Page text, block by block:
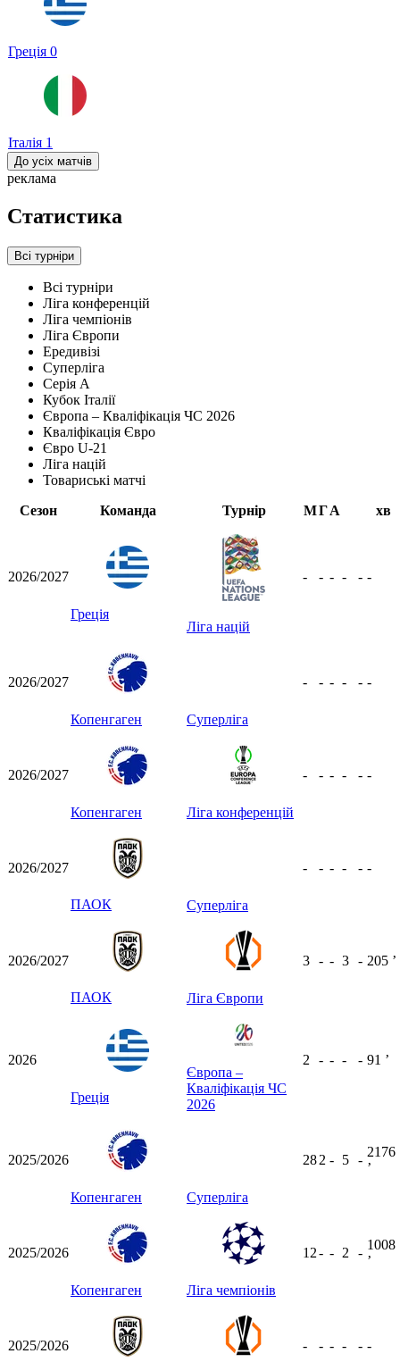
Греція 0
Італія 1
До усіх матчів
реклама
Статистика
Всі турніри
Всі турніри
Ліга конференцій
Ліга чемпіонів
Ліга Європи
Ередивізі
Суперліга
Серія А
Кубок Італії
Європа – Кваліфікація ЧС 2026
Кваліфікація Євро
Євро U-21
Ліга націй
Товариські матчі
Сезон
Команда Турнір МГА хв
2026/2027
Греція
Ліга націй
- - - - - -
2026/2027
Копенгаген Суперліга
- - - - - -
2026/2027
Копенгаген Ліга конференцій
- - - - - -
2026/2027
ПАОК Суперліга
- - - - - -
2026/2027
ПАОК Ліга Європи
3 - - 3 - 205 ʼ
2026
Греція
Європа –
Кваліфікація ЧС
2026
2 - - - - 91 ʼ
2025/2026
Копенгаген Суперліга
282 - 5 -
2176
ʼ
2025/2026
Копенгаген Ліга чемпіонів
12- - 2 -
1008
ʼ
2025/2026 - - - - - -